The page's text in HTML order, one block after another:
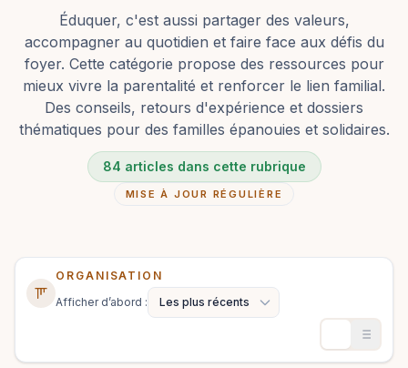
Éduquer, c'est aussi partager des valeurs,
accompagner au quotidien et faire face aux défis du
foyer. Cette catégorie propose des ressources pour
mieux vivre la parentalité et renforcer le lien familial.
Des conseils, retours d'expérience et dossiers
thématiques pour des familles épanouies et solidaires.
84 articles dans cette rubrique
MISE À JOUR RÉGULIÈRE
ORGANISATION
Afficher d’abord :